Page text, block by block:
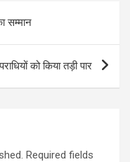
सम्मान
को किया तड़ी पार
Required fields